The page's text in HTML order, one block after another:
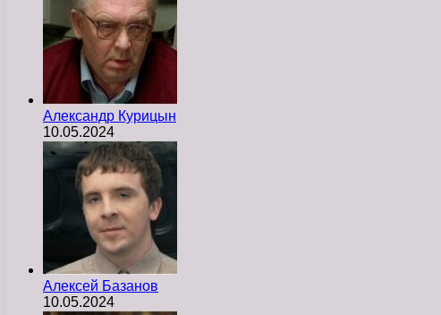
Александр Курицын
10.05.2024
Алексей Базанов
10.05.2024